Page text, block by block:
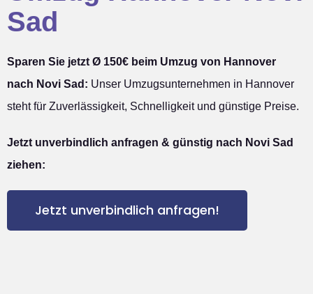
Sad
Sparen Sie jetzt Ø 150€ beim Umzug von Hannover
nach Novi Sad: Unser Umzugsunternehmen in Hannover
steht für Zuverlässigkeit, Schnelligkeit und günstige Preise.
Jetzt unverbindlich anfragen & günstig nach Novi Sad
ziehen:
Jetzt unverbindlich anfragen!